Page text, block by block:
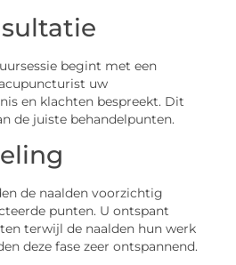
begint met een
uw
en klachten bespreekt. Dit
de juiste behandelpunten.
de naalden voorzichtig
punten. U ontspant
terwijl de naalden hun werk
deze fase zeer ontspannend.